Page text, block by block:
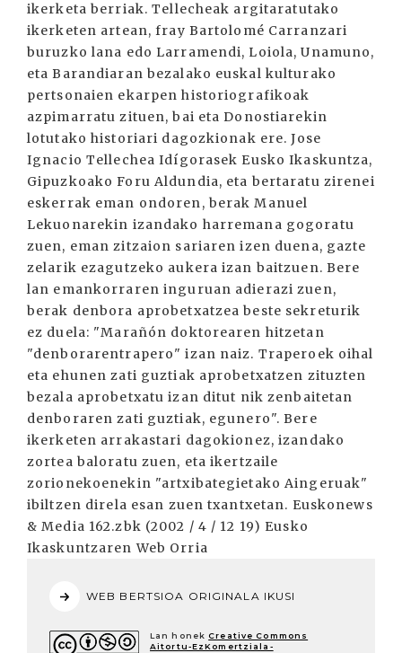
ikerketa berriak. Tellecheak argitaratutako
ikerketen artean, fray Bartolomé Carranzari
buruzko lana edo Larramendi, Loiola, Unamuno,
eta Barandiaran bezalako euskal kulturako
pertsonaien ekarpen historiografikoak
azpimarratu zituen, bai eta Donostiarekin
lotutako historiari dagozkionak ere. Jose
Ignacio Tellechea Idígorasek Eusko Ikaskuntza,
Gipuzkoako Foru Aldundia, eta bertaratu zirenei
eskerrak eman ondoren, berak Manuel
Lekuonarekin izandako harremana gogoratu
zuen, eman zitzaion sariaren izen duena, gazte
zelarik ezagutzeko aukera izan baitzuen. Bere
lan emankorraren inguruan adierazi zuen,
berak denbora aprobetxatzea beste sekreturik
ez duela: "Marañón doktorearen hitzetan
"denborarentrapero" izan naiz. Traperoek oihal
eta ehunen zati guztiak aprobetxatzen zituzten
bezala aprobetxatu izan ditut nik zenbaitetan
denboraren zati guztiak, egunero". Bere
ikerketen arrakastari dagokionez, izandako
zortea baloratu zuen, eta ikertzaile
zorionekoenekin "artxibategietako Aingeruak"
ibiltzen direla esan zuen txantxetan. Euskonews
& Media 162.zbk (2002 / 4 / 12 19) Eusko
Ikaskuntzaren Web Orria
WEB BERTSIOA ORIGINALA IKUSI
Lan honek Creative Commons
Aitortu-EzKomertziala-